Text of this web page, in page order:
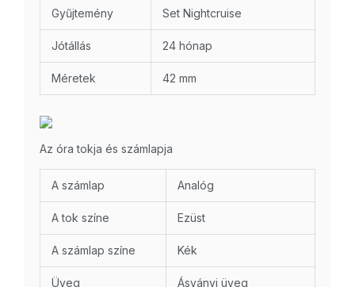
Gyűjtemény Set Nightcruise
Jótállás 24 hónap
Méretek 42 mm
Az óra tokja és számlapja
A számlap Analóg
A tok színe Ezüst
A számlap színe Kék
Üveg Ásványi üveg